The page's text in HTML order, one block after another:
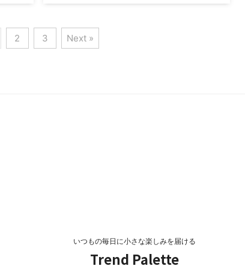
でも
んな
嬢な
んです。2025年には、話題のNetFlixオリジナルド
ラマ「イクサガミ」にも出演され、ますます注目
されていますよね。そんな染谷将太さんですが、
2 3 Next »
いつもの毎日に小さな楽しみを届ける
Trend Palette